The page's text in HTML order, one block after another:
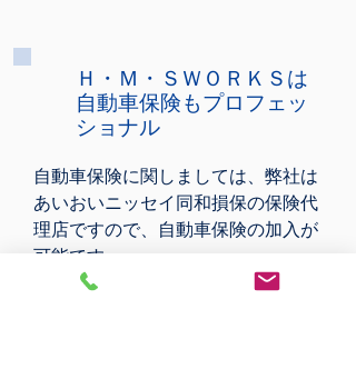
Ｈ・Ｍ・ＳＷＯＲＫＳは
自動車保険もプロフェッ
ショナル
自動車保険に関しましては、弊社は
あいおいニッセイ同和損保の保険代
理店ですので、自動車保険の加入が
可能です。
保険についてのご相談やお見積もり